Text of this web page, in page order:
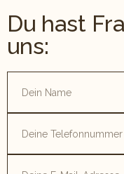
Du hast
uns: